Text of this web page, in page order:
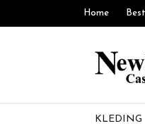
Home
KLEDING